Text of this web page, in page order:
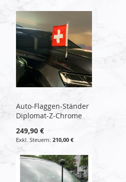
Auto-Flaggen-Ständer
Diplomat-Z-Chrome
249,90 €
210,00 €